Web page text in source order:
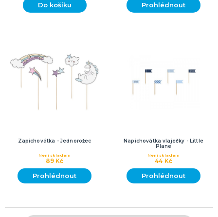
Do košíku Prohlédnout
Zapichovátka - Jednorožec
89 Kč
Není skladem
Prohlédnout
Napichovátka vlaječky - Little
Plane
44 Kč
Není skladem
Prohlédnout